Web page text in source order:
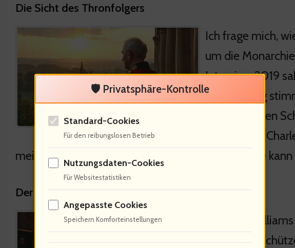
Die Sicht des Thronfolgers
Ich frage mich,
um die
Interview 2019
Bevölkerung
einem solchen
Vater, König
meine Forderung zurück. Das war frustrierend. Wie
Der Druck des Erbes
Ich habe
Monarchie
🛡️ Privatsphäre-Kontrolle
Standard-Cookies
Für den reibungslosen Betrieb
Nutzungsdaten-Cookies
Für Websitestatistiken
Angepasste Cookies
Speichern Komforteinstellungen